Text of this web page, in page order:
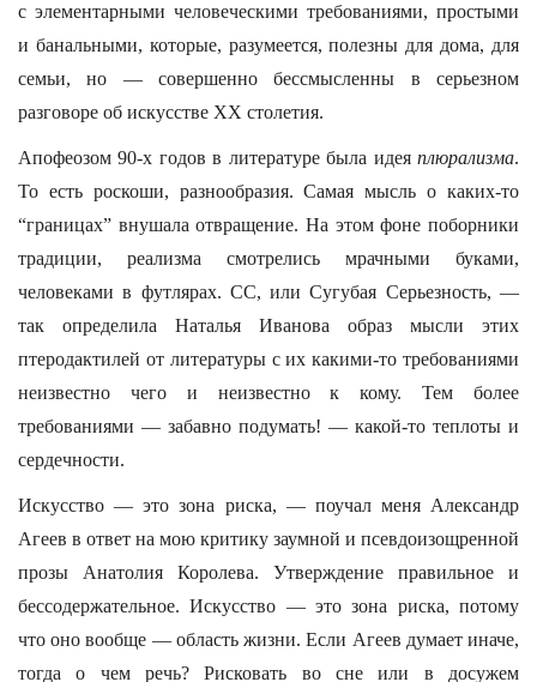
с элементарными человеческими требованиями, простыми
и банальными, которые, разумеется, полезны для дома, для
семьи, но — совершенно бессмысленны в серьезном
разговоре об искусстве ХХ столетия.
Апофеозом 90-х годов в литературе была идея плюрализма.
То есть роскоши, разнообразия. Самая мысль о каких-то
“границах” внушала отвращение. На этом фоне поборники
традиции, реализма смотрелись мрачными буками,
человеками в футлярах. СС, или Сугубая Серьезность, —
так определила Наталья Иванова образ мысли этих
птеродактилей от литературы с их какими-то требованиями
неизвестно чего и неизвестно к кому. Тем более
требованиями — забавно подумать! — какой-то теплоты и
сердечности.
Искусство — это зона риска, — поучал меня Александр
Агеев в ответ на мою критику заумной и псевдоизощренной
прозы Анатолия Королева. Утверждение правильное и
бессодержательное. Искусство — это зона риска, потому
что оно вообще — область жизни. Если Агеев думает иначе,
тогда о чем речь? Рисковать во сне или в досужем